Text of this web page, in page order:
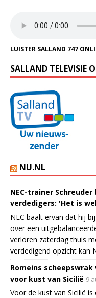
LUISTER SALLAND 747
SALLAND TELEVISIE
NU.NL
NEC-trainer
verdedigers: 'Het is
NEC baalt ervan dat hij
over een
verloren zaterdag thuis
verdedigend opzicht kan
Romeins
voor kust van Sicilië 9
Voor de kust van Sicilië